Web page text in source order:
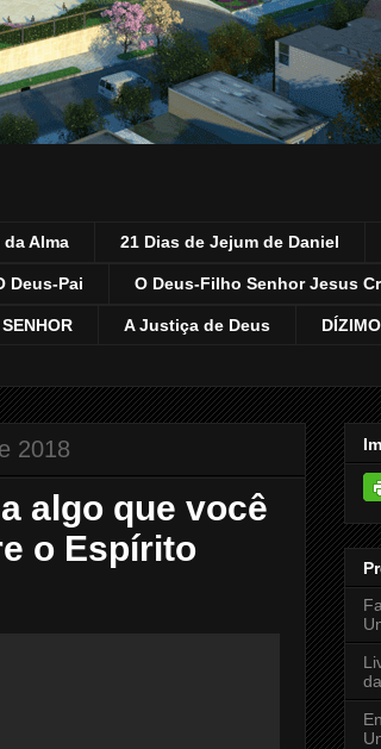
Alma 21 Dias de Jejum de Daniel
Deus-Pai O Deus-Filho Senhor Jesus
A Justiça de Deus
2018
algo que você
o Espírito